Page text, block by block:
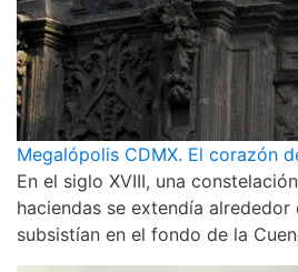
Megalópolis CDMX. El corazón
En el siglo XVIII, una
haciendas se extendía
subsistían en el fondo de la